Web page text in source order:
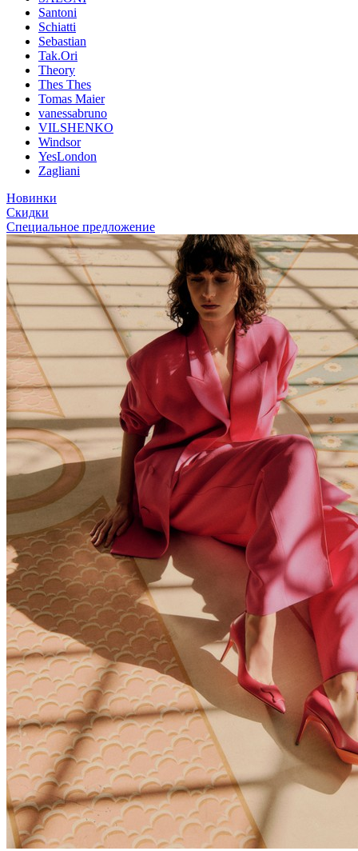
Santoni
Schiatti
Sebastian
Tak.Ori
Theory
Thes Thes
Tomas Maier
vanessabruno
VILSHENKO
Windsor
YesLondon
Zagliani
Новинки
Скидки
Специальное предложение